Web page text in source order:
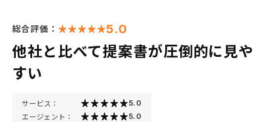
総合評価： 5.0
他社と比べて提案書が圧倒的に見や
すい
サービス： 5.0
エージェント： 5.0